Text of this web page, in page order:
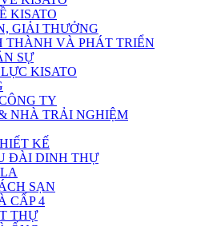
KISATO
GIẢI THƯỞNG
THÀNH VÀ PHÁT TRIỂN
SỰ
KISATO
TY
NHÀ TRẢI NGHIỆM
KẾ
ĐÀI DINH THỰ
SẠN
CẤP 4
THỰ